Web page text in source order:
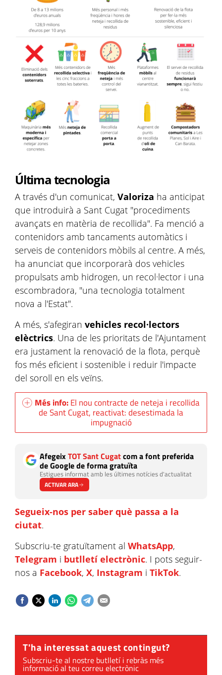
Última tecnologia
A través d'un comunicat, Valoriza ha anticipat
que introduirà a Sant Cugat "procediments
avançats en matèria de recollida". Fa menció a
contenidors amb tancaments automàtics i
serveis de contenidors mòbils al centre. A més,
ha anunciat que incorporarà dos vehicles
propulsats amb hidrogen, un recol·lector i una
escombradora, "una tecnologia totalment
nova a l'Estat".
A més, s'afegiran vehicles recol·lectors
elèctrics. Una de les prioritats de l'Ajuntament
era justament la renovació de la flota, perquè
fos més eficient i sostenible i reduir l'impacte
del soroll en els veïns.
Més info:El nou contracte de neteja i recollida
de Sant Cugat, reactivat: desestimada la
impugnació
AfegeixTOT Sant Cugatcom a font preferida
de Google de forma gratuïta
Estigues informat amb les últimes notícies d'actualitat
ACTIVAR ARA
Segueix-nos per saber què passa a la
ciutat.
Subscriu-te gratuïtament al WhatsApp,
Telegram i butlletí electrònic. I pots seguir-
nos a Facebook, X, Instagram i TikTok.
T'ha interessat aquest contingut?
Subscriu-te al nostre butlletí i rebràs més
informació al teu correu electrònic